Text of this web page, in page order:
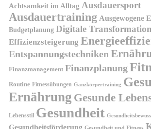
Achtsamkeit im Alltag Ausdauersport
Ausdauertraining Ausgewogene
Budgetplanung Digitale Transformation
Effizienzsteigerung
Entspannungstechniken
Finanzmanagement Finanzplanung
Routine Fitnessübungen Ganzkörpertraining
Ernährung Gesunde
Lebensstil Gesundheit
Gesundheitsförderung